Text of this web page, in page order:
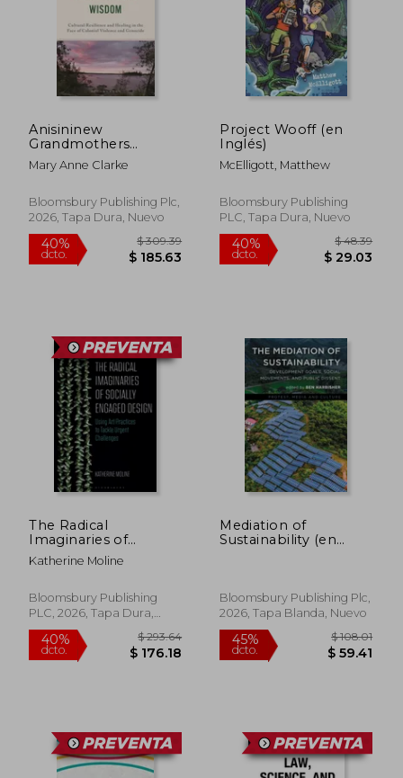
40%
dcto. $ 176.18
40%
dcto.
Anisininew
Grandmothers
Wisdom (en Inglés)
Mary Anne Clarke
Bloomsbury Publishing Plc,
2026, Tapa Dura, Nuevo
Project Wooff (en
Inglés)
McElligott, Matthew
Bloomsbury Publishing
PLC, Tapa Dura, Nuevo
The Radical
Imaginaries of
Speculative Socially
Engaged Design
Katherine Moline
Bloomsbury Publishing
PLC, 2026, Tapa Dura,
Nuevo
Mediation of
Sustainability (en
Bloomsbury Publishing Plc,
2026, Tapa Blanda, Nuevo